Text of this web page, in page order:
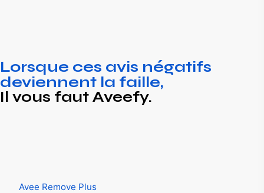
Lorsque ces avis négatifs
deviennent la faille,
Il vous faut Aveefy.
Avee Remove Plus